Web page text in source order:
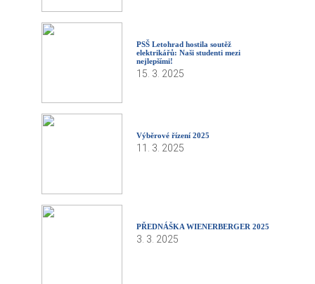
PSŠ Letohrad hostila soutěž
elektrikářů: Naši studenti mezi
nejlepšími!
15. 3. 2025
Výběrové řízení 2025
11. 3. 2025
PŘEDNÁŠKA WIENERBERGER 2025
3. 3. 2025